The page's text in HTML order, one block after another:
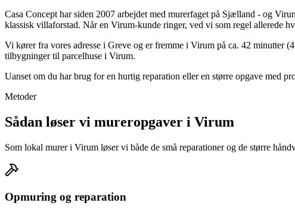
Casa Concept har siden 2007 arbejdet med murerfaget på Sjælland - og
klassisk villaforstad. Når en Virum-kunde ringer, ved vi som regel allerede
Vi kører fra vores adresse i Greve og er fremme i Virum på ca. 42
tilbygninger til parcelhuse i Virum.
Uanset om du har brug for en hurtig reparation eller en større opgave med
Metoder
Sådan løser vi mureropgaver i Virum
Som lokal murer i Virum løser vi både de små reparationer og de større
Opmuring og reparation